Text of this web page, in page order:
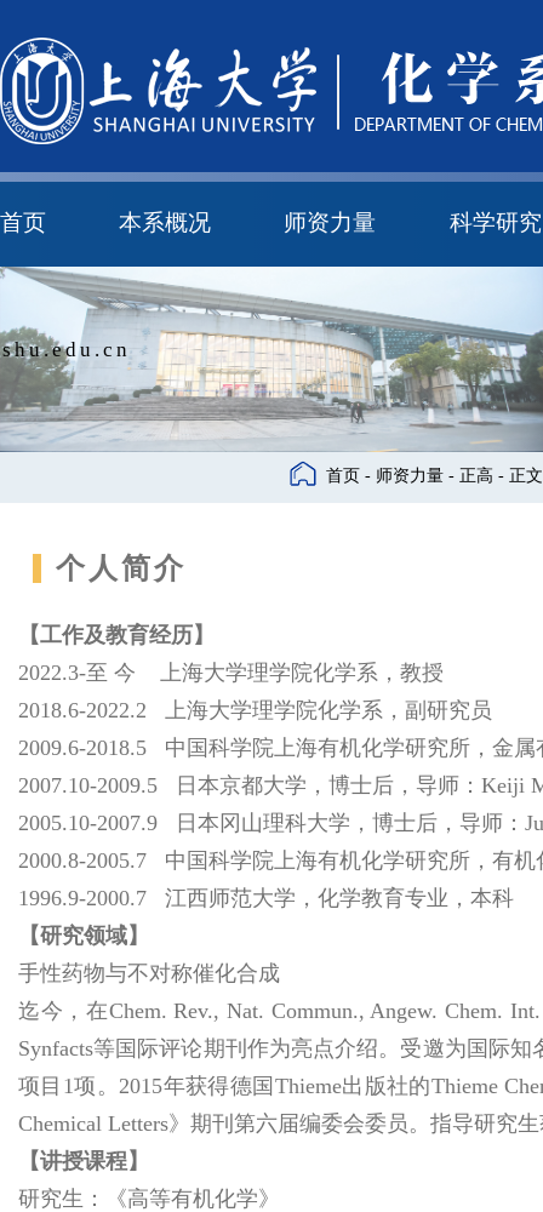
首页 本系概况
本系简介
机构设置
本科培养委员会
教学与科研研究所
化学实验中心
师资力量 科学研究
首页 - 师资力量 - 正高 - 正文
个人简介
【工作及教育经历】
2022.3-至 今 上海大学理学院化学系，教授
2018.6-2022.2 上海大学理学院化学系，副研究员
2009.6-2018.5 中国科学院上海有机化学研究所，金
2007.10-2009.5 日本京都大学，博士后，导师：Keiji
2005.10-2007.9 日本冈山理科大学，博士后，导师：
2000.8-2005.7 中国科学院上海有机化学研究所，有
1996.9-2000.7 江西师范大学，化学教育专业，本科
【研究领域】
手性药物与不对称催化合成
迄今，在Chem. Rev., Nat. Commun., Angew. Chem.
Synfacts等国际评论期刊作为亮点介绍。受邀为国际
项目1项。2015年获得德国Thieme出版社的Thieme
Chemical Letters》期刊第六届编委会委员。指导研究
【讲授课程】
研究生：《高等有机化学》